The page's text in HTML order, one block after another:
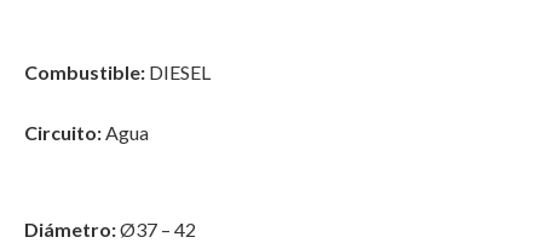
Combustible: DIESEL
Circuito:Agua
Diámetro:Ø37 – 42